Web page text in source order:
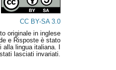
CC BY-SA 3.0
originale in inglese
e Risposte è stato
lingua italiana. I
lasciati invariati.